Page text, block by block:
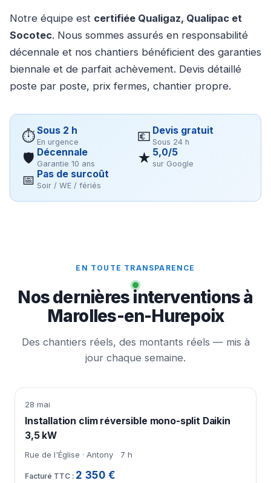
Notre équipe est certifiée Qualigaz, Qualipac et
Socotec. Nous sommes assurés en responsabilité
décennale et nos chantiers bénéficient des garanties
biennale et de parfait achèvement. Devis détaillé
poste par poste, prix fermes, chantier propre.
⏱Sous 2 h
En urgence 💶 Devis gratuit
Sous 24 h
🛡 Décennale
Garantie 10 ans ★ 5,0/5
sur Google
📅 Pas de surcoût
Soir / WE / fériés
EN TOUTE TRANSPARENCE
Nos dernières interventions à
Marolles-en-Hurepoix
Des chantiers réels, des montants réels — mis à
jour chaque semaine.
28 mai
Installation clim réversible mono-split Daikin
3,5 kW
Rue de l'Église · Antony 7 h
2 350 €